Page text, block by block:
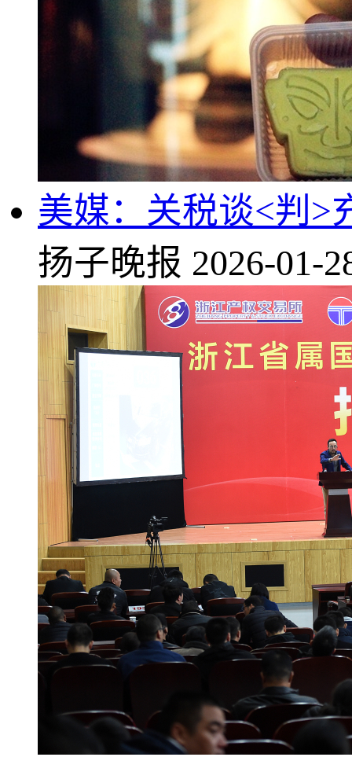
美媒：关税谈<判>
扬子晚报 2026-01-